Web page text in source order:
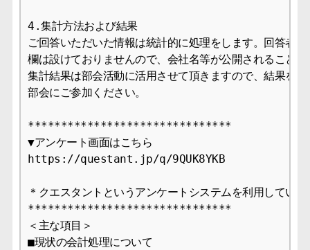
4.集計方法および結果
ご回答いただいた情報は統計的に処理をします。回答者
欄は設けておりませんので、会社名等が公開されること
集計結果は部会活動に活用させて頂きますので、結果を
部会にご参加ください。
*******************************
▼アンケート画面はこちら
https://questant.jp/q/9QUK8YKB
＊クエスタントというアンケートシステムを利用していま
*******************************
＜主な項目＞
■現状の会計処理について